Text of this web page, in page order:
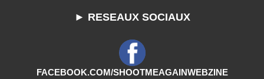
► RESEAUX SOCIAUX
FACEBOOK.COM/SHOOTMEAGAINWEBZINE